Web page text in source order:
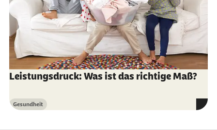
Leistungsdruck: Was ist das richtige Maß?
Kategorie
Gesundheit